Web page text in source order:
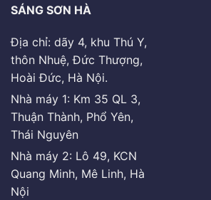
SÁNG SƠN HÀ
Địa chỉ: dãy 4, khu Thú Y,
thôn Nhuệ, Đức Thượng,
Hoài Đức, Hà Nội.
Nhà máy 1: Km 35 QL 3,
Thuận Thành, Phổ Yên,
Thái Nguyên
Nhà máy 2: Lô 49, KCN
Quang Minh, Mê Linh, Hà
Nội